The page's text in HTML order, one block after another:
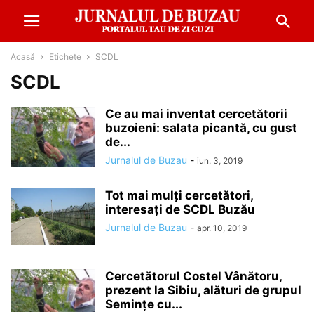
Acasă Etichete SCDL
SCDL
Ce au mai inventat cercetătorii
buzoieni: salata picantă, cu gust
de...
Jurnalul de Buzau - iun. 3, 2019
Tot mai mulți cercetători,
interesați de SCDL Buzău
Jurnalul de Buzau - apr. 10, 2019
Cercetătorul Costel Vânătoru,
prezent la Sibiu, alături de grupul
Semințe cu...